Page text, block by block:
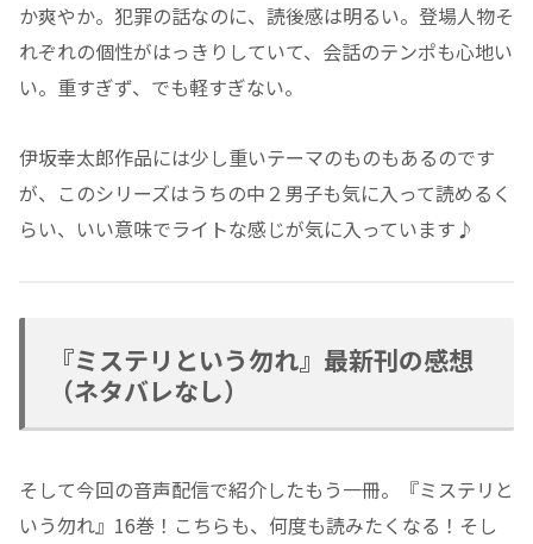
か爽やか。犯罪の話なのに、読後感は明るい。登場人物そ
れぞれの個性がはっきりしていて、会話のテンポも心地い
い。重すぎず、でも軽すぎない。
伊坂幸太郎作品には少し重いテーマのものもあるのです
が、このシリーズはうちの中２男子も気に入って読めるく
らい、いい意味でライトな感じが気に入っています♪
『ミステリという勿れ』最新刊の感想
（ネタバレなし）
そして今回の音声配信で紹介したもう一冊。『ミステリと
いう勿れ』16巻！こちらも、何度も読みたくなる！そし